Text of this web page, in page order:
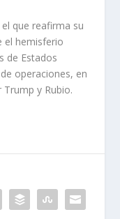
que reafirma su
el hemisferio
de Estados
operaciones, en
y Rubio.